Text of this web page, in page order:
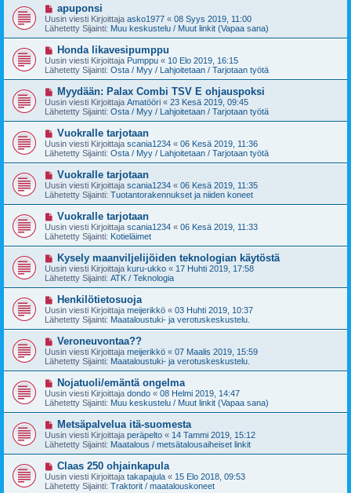
e
s
t
U
u
s
i
v
e
s
t
apuponsi
Uusin viesti Kirjoittaja asko1977 « 08 Syys 2019, 11:00
Lähetetty Sijainti: Muu keskustelu / Muut linkit (Vapaa sana)
U
u
s
i
v
e
s
t
Honda likavesipumppu
Uusin viesti Kirjoittaja Pumppu « 10 Elo 2019, 16:15
Lähetetty Sijainti: Osta / Myy / Lahjoitetaan / Tarjotaan työtä
U
u
s
i
v
e
s
t
Myydään: Palax Combi TSV E ohjauspoksi
Uusin viesti Kirjoittaja Amatööri « 23 Kesä 2019, 09:45
Lähetetty Sijainti: Osta / Myy / Lahjoitetaan / Tarjotaan työtä
U
u
s
i
v
e
s
t
Vuokralle tarjotaan
Uusin viesti Kirjoittaja scania1234 « 06 Kesä 2019, 11:36
Lähetetty Sijainti: Osta / Myy / Lahjoitetaan / Tarjotaan työtä
U
u
s
i
v
e
s
t
Vuokralle tarjotaan
Uusin viesti Kirjoittaja scania1234 « 06 Kesä 2019, 11:35
Lähetetty Sijainti: Tuotantorakennukset ja niiden koneet
U
u
s
i
v
e
s
t
Vuokralle tarjotaan
Uusin viesti Kirjoittaja scania1234 « 06 Kesä 2019, 11:33
Lähetetty Sijainti: Kotieläimet
U
u
s
i
v
e
s
t
Kysely maanviljelijöiden teknologian käytöstä
Uusin viesti Kirjoittaja kuru-ukko « 17 Huhti 2019, 17:58
Lähetetty Sijainti: ATK / Teknologia
U
u
s
i
v
e
s
t
Henkilötietosuoja
Uusin viesti Kirjoittaja meijerikkö « 03 Huhti 2019, 10:37
Lähetetty Sijainti: Maataloustuki- ja verotuskeskustelu.
U
u
s
i
v
e
s
t
Veroneuvontaa??
Uusin viesti Kirjoittaja meijerikkö « 07 Maalis 2019, 15:59
Lähetetty Sijainti: Maataloustuki- ja verotuskeskustelu.
U
u
s
i
v
e
s
t
Nojatuoli/emäntä ongelma
Uusin viesti Kirjoittaja dondo « 08 Helmi 2019, 14:47
Lähetetty Sijainti: Muu keskustelu / Muut linkit (Vapaa sana)
U
u
s
i
e
s
Metsäpalvelua itä-suomesta
Uusin viesti Kirjoittaja peräpelto « 14 Tammi 2019, 15:12
Lähetetty Sijainti: Maatalous / metsätalousaiheiset linkit
U
u
s
Claas 250 ohjainkapula
Uusin viesti Kirjoittaja takapajula « 15 Elo 2018, 09:53
Lähetetty Sijainti: Traktorit / maatalouskoneet